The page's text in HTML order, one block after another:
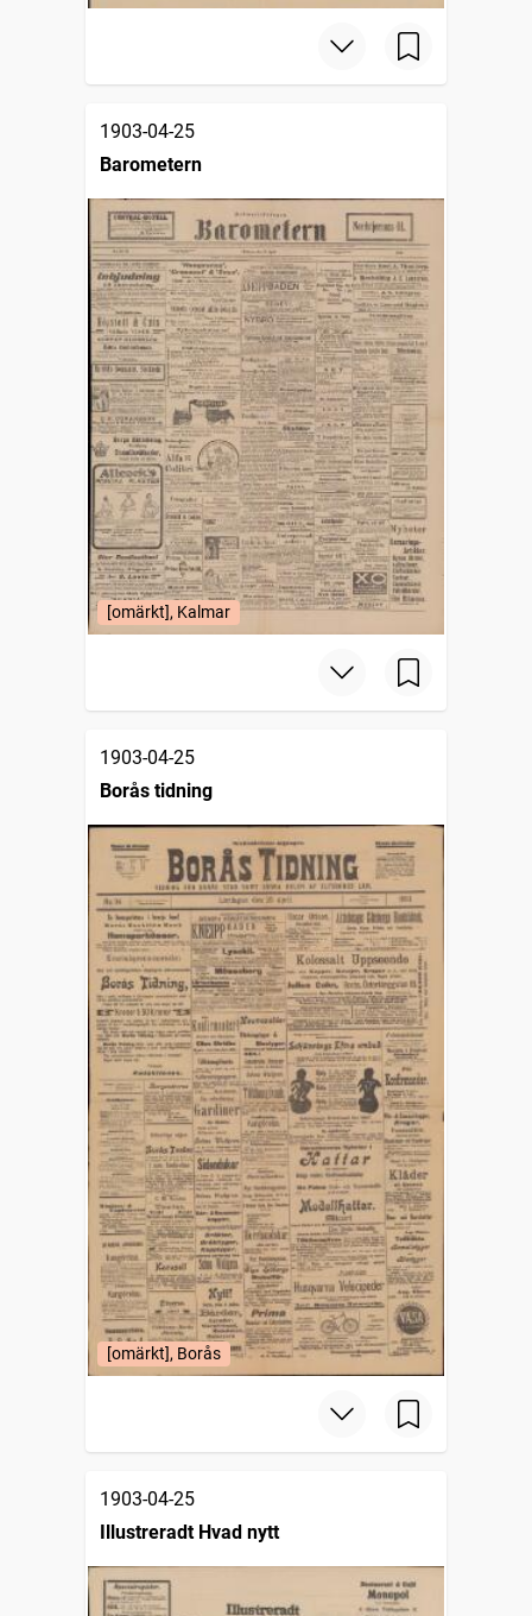
1903-04-25
Barometern
[omärkt], Kalmar
1903-04-25
Borås tidning
[omärkt], Borås
1903-04-25
Illustreradt Hvad nytt